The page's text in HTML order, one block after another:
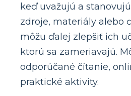
keď uvažujú a
zdroje, materiály alebo
môžu ďalej zlepšiť ich
ktorú sa zameriavajú.
odporúčané čítanie,
praktické aktivity.